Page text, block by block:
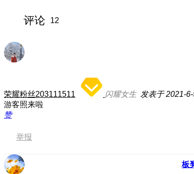
评论 12
荣耀粉丝203111511 闪耀女生 发表于 2021-
游客照来啦
赞
举报
板